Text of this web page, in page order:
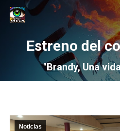
Estreno del
"Brandy, Una
Noticias